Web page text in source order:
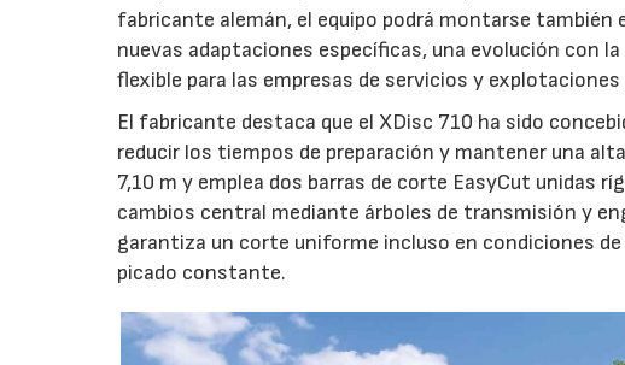
fabricante alemán, el equipo podrá montarse también
nuevas adaptaciones específicas, una evolución con
flexible para las empresas de servicios y
El fabricante destaca que el XDisc 710 ha sido
reducir los tiempos de preparación y mantener una
7,10 m y emplea dos barras de corte EasyCut unidas
cambios central mediante árboles de transmisión y
garantiza un corte uniforme incluso en condiciones
picado constante.
23/07/2026